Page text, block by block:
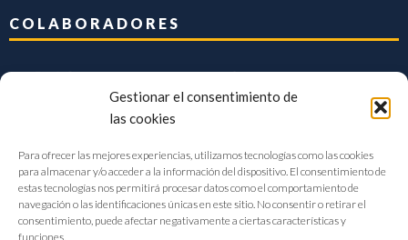
Gestionar el consentimiento de
las cookies
Para ofrecer las mejores experiencias, utilizamos tecnologías como las cookies
para almacenar y/o acceder a la información del dispositivo. El consentimiento de
estas tecnologías nos permitirá procesar datos como el comportamiento de
navegación o las identificaciones únicas en este sitio. No consentir o retirar el
consentimiento, puede afectar negativamente a ciertas características y
funciones.
COLABORADORES